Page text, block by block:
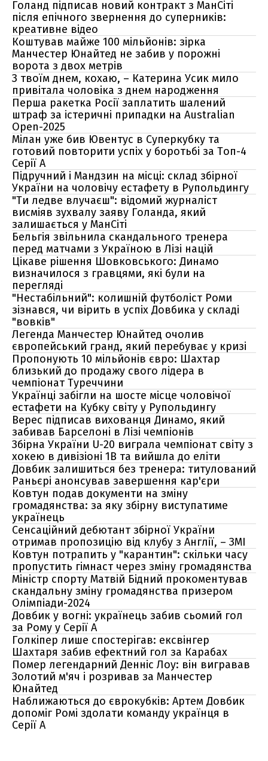
Голанд підписав новий контракт з МанСіті
після епічного звернення до суперників:
креативне відео
Коштував майже 100 мільйонів: зірка
Манчестер Юнайтед не забив у порожні
ворота з двох метрів
З твоїм днем, кохаю, – Катерина Усик мило
привітала чоловіка з днем народження
Перша ракетка Росії заплатить шалений
штраф за істеричні припадки на Australian
Open-2025
Мілан уже бив Ювентус в Суперкубку та
готовий повторити успіх у боротьбі за Топ-4
Серії А
Підручний і Мандзин на місці: склад збірної
України на чоловічу естафету в Рупольдингу
"Ти ледве влучаєш": відомий журналіст
висміяв зухвалу заяву Голанда, який
залишається у МанСіті
Бельгія звільнила скандального тренера
перед матчами з Україною в Лізі націй
Цікаве рішення Шовковського: Динамо
визначилося з гравцями, які були на
перегляді
"Нестабільний": колишній футболіст Роми
зізнався, чи вірить в успіх Довбика у складі
"вовків"
Легенда Манчестер Юнайтед очолив
європейський гранд, який перебуває у кризі
Пропонують 10 мільйонів євро: Шахтар
близький до продажу свого лідера в
чемпіонат Туреччини
Українці забігли на шосте місце чоловічої
естафети на Кубку світу у Рупольдингу
Верес підписав вихованця Динамо, який
забивав Барселоні в Лізі чемпіонів
Збірна України U-20 виграла чемпіонат світу з
хокею в дивізіоні 1В та вийшла до еліти
Довбик залишиться без тренера: титулований
Раньєрі анонсував завершення кар'єри
Ковтун подав документи на зміну
громадянства: за яку збірну виступатиме
українець
Сенсаційний дебютант збірної України
отримав пропозицію від клубу з Англії, – ЗМІ
Ковтун потрапить у "карантин": скільки часу
пропустить гімнаст через зміну громадянства
Міністр спорту Матвій Бідний прокоментував
скандальну зміну громадянства призером
Олімпіади-2024
Довбик у вогні: українець забив сьомий гол
за Рому у Серії А
Голкіпер лише спостерігав: ексвінгер
Шахтаря забив ефектний гол за Карабах
Помер легендарний Денніс Лоу: він вигравав
Золотий м'яч і розривав за Манчестер
Юнайтед
Наближаються до єврокубків: Артем Довбик
допоміг Ромі здолати команду українця в
Серії А